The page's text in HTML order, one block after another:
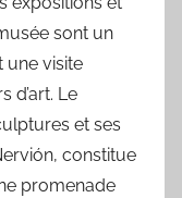
sont un
une visite
d’art. Le
et ses
constitue
promenade